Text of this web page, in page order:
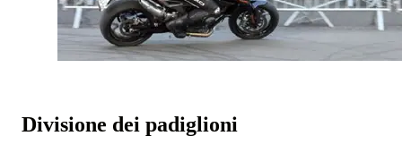
Divisione dei padiglioni